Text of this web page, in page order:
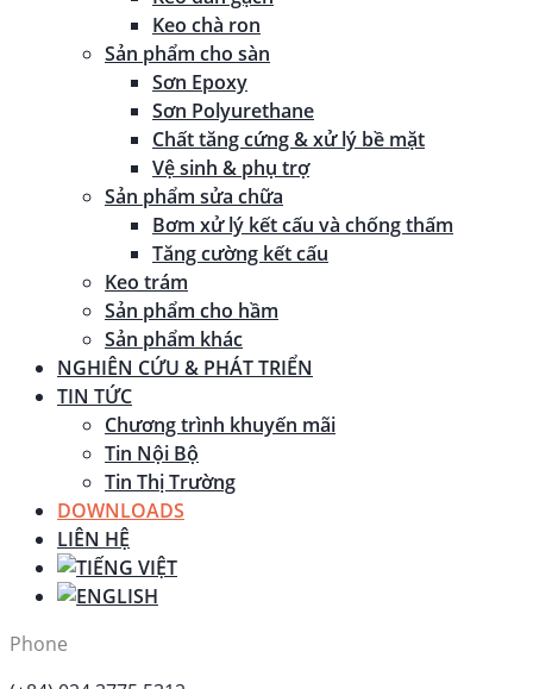
Keo chà ron
Sản phẩm cho sàn
Sơn Epoxy
Sơn Polyurethane
Chất tăng cứng & xử lý bề mặt
Vệ sinh & phụ trợ
Sản phẩm sửa chữa
Bơm xử lý kết cấu và chống thấm
Tăng cường kết cấu
Keo trám
Sản phẩm cho hầm
Sản phẩm khác
NGHIÊN CỨU & PHÁT TRIỂN
TIN TỨC
Chương trình khuyến mãi
Tin Nội Bộ
Tin Thị Trường
DOWNLOADS
LIÊN HỆ
Phone